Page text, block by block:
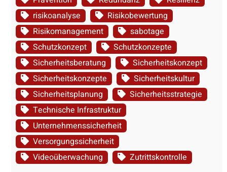
risikoanalyse
Risikobewertung
Risikomanagement
sabotage
Schutzkonzept
Schutzkonzepte
Sicherheitsberatung
Sicherheitskonzept
Sicherheitskonzepte
Sicherheitskultur
Sicherheitsplanung
Sicherheitsstrategie
Technische Infrastruktur
Unternehmenssicherheit
Versorgungssicherheit
Videoüberwachung
Zutrittskontrolle